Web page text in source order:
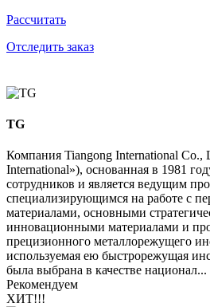
Рассчитать
Отследить заказ
TG
Компания Tiangong International Co.,
International»), основанная в 1981
сотрудников и является ведущим
специализирующимся на работе с
материалами, основными
инновационными материалами и
прецизионного металлорежущего
используемая ею быстрорежущая
была выбрана в качестве национал...
Рекомендуем
ХИТ!!!